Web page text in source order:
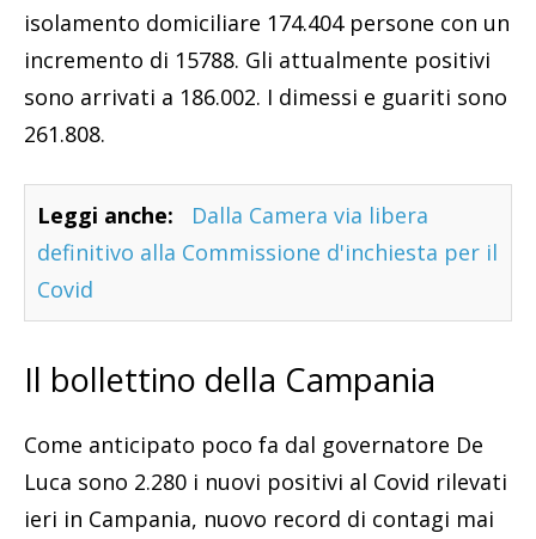
isolamento domiciliare 174.404 persone con un
incremento di 15788. Gli attualmente positivi
sono arrivati a 186.002. I dimessi e guariti sono
261.808.
Leggi anche:
Dalla Camera via libera
definitivo alla Commissione d'inchiesta per il
Covid
Il bollettino della Campania
Come anticipato poco fa dal governatore De
Luca sono 2.280 i nuovi positivi al Covid rilevati
ieri in Campania, nuovo record di contagi mai